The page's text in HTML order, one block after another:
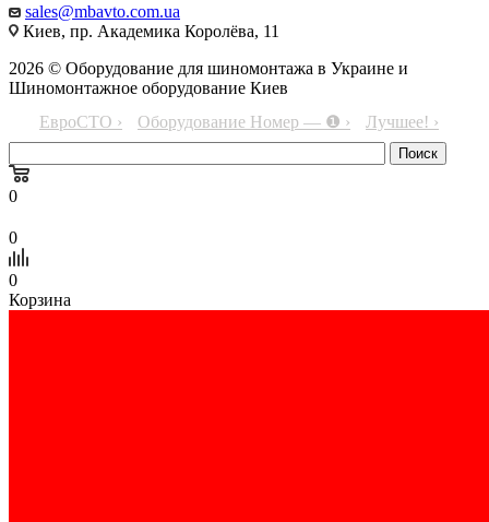
sales@mbavto.com.ua
Киев, пр. Академика Королёва, 11
2026 © Оборудование для шиномонтажа в Украине и
Шиномонтажное оборудование Киев
ЕвроСТО ›
Оборудование Номер — ❶ › Лучшее! ›
0
0
0
Корзина